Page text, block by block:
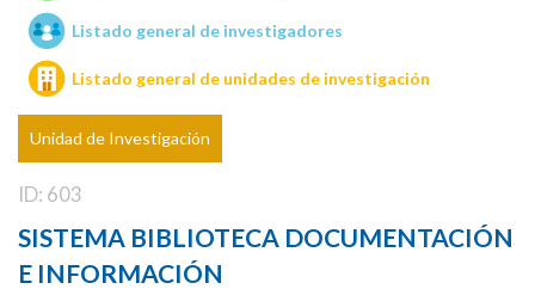
Unidades de investigación
Listado general de investigadores
Listado general de unidades de investigación
Unidad de Investigación
ID: 603
SISTEMA BIBLIOTECA DOCUMENTACIÓN
E INFORMACIÓN